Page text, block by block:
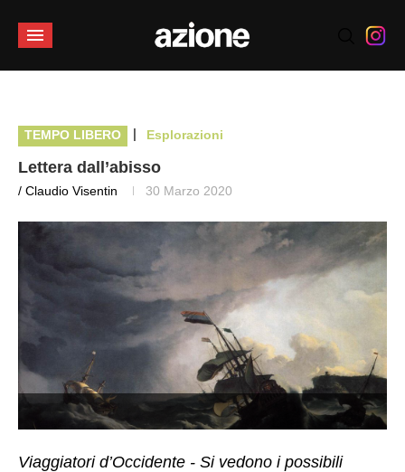
TEMPO LIBERO | Esplorazioni
Lettera dall’abisso
/ Claudio Visentin 30 Marzo 2020
Viaggiatori d’Occidente - Si vedono i possibili